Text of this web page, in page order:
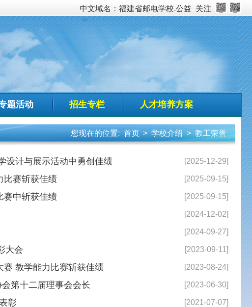
人才培养方案
首页 > 学校介绍 > 教工荣誉
[2025-12-29]
[2025-09-15]
[2024-12-02]
[2024-09-27]
[2023-09-11]
[2020-09-28]
[2019-12-19]